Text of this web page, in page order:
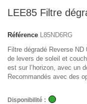
LEE85 Filtre
Référence L85ND6RG
Filtre dégradé Reverse
de levers de soleil et
est sur l’horizon, avec un
Recommandés avec des
Disponibilité :